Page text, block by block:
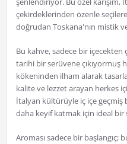
çekirdeklerinden özenle
doğrudan Toskana'nın mistik
Bu kahve, sadece bir
tarihi bir serüvene çıkıyormuş
kökeninden ilham alarak
kalite ve lezzet arayan herkes
İtalyan kültürüyle iç içe geçmiş
daha keyif katmak için ideal bir
Aroması sadece bir başlangıç;